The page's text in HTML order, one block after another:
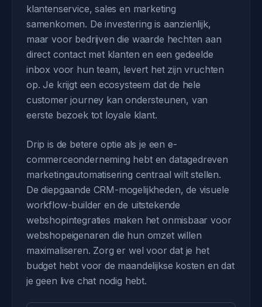
klantenservice, sales en marketing
samenkomen. De investering is aanzienlijk,
maar voor bedrijven die waarde hechten aan
direct contact met klanten en een gedeelde
inbox voor hun team, levert het zijn vruchten
op. Je krijgt een ecosysteem dat de hele
customer journey kan ondersteunen, van
eerste bezoek tot loyale klant.
Drip is de betere optie als je een e-
commerceonderneming hebt en datagedreven
marketingautomatisering centraal wilt stellen.
De diepgaande CRM-mogelijkheden, de visuele
workflow-builder en de uitstekende
webshopintegraties maken het onmisbaar voor
webshopeigenaren die hun omzet willen
maximaliseren. Zorg er wel voor dat je het
budget hebt voor de maandelijkse kosten en dat
je geen live chat nodig hebt.